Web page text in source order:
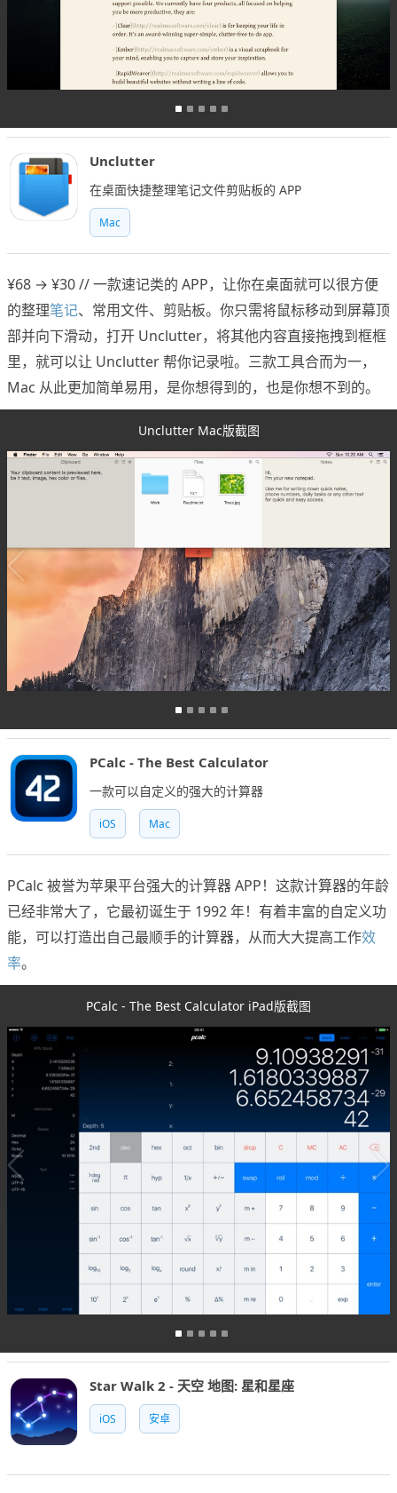
Unclutter
在桌面快捷整理笔记文件剪贴板的 APP
Mac
¥68 → ¥30 // 一款速记类的 APP，让你在桌面就可以很方便
的整理笔记、常用文件、剪贴板。你只需将鼠标移动到屏幕顶
部并向下滑动，打开 Unclutter，将其他内容直接拖拽到框框
里，就可以让 Unclutter 帮你记录啦。三款工具合而为一，
Mac 从此更加简单易用，是你想得到的，也是你想不到的。
Unclutter Mac版截图
PCalc - The Best Calculator
一款可以自定义的强大的计算器
iOS Mac
PCalc 被誉为苹果平台强大的计算器 APP！这款计算器的年龄
已经非常大了，它最初诞生于 1992 年！有着丰富的自定义功
能，可以打造出自己最顺手的计算器，从而大大提高工作效
率。
PCalc - The Best Calculator iPad版截图
Star Walk 2 - 天空 地图: 星和星座
iOS 安卓